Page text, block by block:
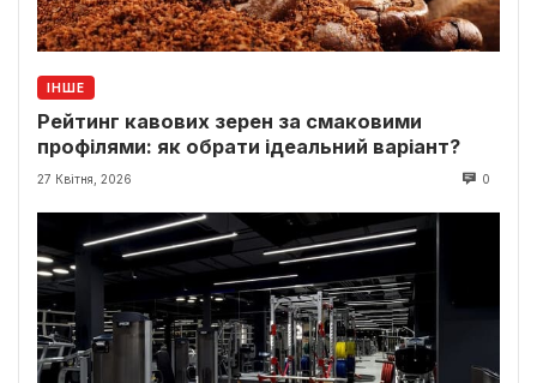
ІНШЕ
Рейтинг кавових зерен за смаковими
профілями: як обрати ідеальний варіант?
27 Квітня, 2026 0